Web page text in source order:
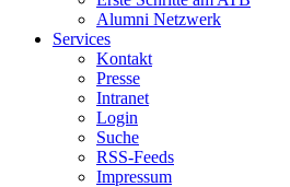
Alumni Netzwerk
Services
Kontakt
Presse
Intranet
Login
Suche
RSS-Feeds
Impressum